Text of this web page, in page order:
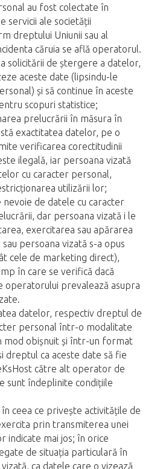
au fost colectate în
servicii ale societății
dreptului Uniunii sau al
căruia se află operatorul.
solicitării de ștergere a datelor,
aceste date (lipsindu-le
și să continue în aceste
scopuri statistice;
prelucrării în măsura în
exactitatea datelor, pe o
verificarea corectitudinii
ilegală, iar persoana vizată
cu caracter personal,
utilizării lor;
de datele cu caracter
dar persoana vizată i le
exercitarea sau apărarea
persoana vizată s-a opus
cele de marketing direct),
în care se verifică dacă
prevalează asupra
datelor, respectiv dreptul de
personal într-o modalitate
mod obișnuit și într-un format
dreptul ca aceste date să fie
către alt operator de
sunt îndeplinite condițiile
ceea ce privește activitățile de
prin transmiterea unei
indicate mai jos; în orice
de situația particulară în
ca datele care o vizează